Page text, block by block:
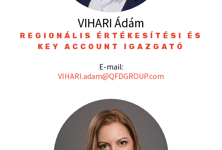
VIHARI Ádám
REGIONÁLIS ÉRTÉKESÍTÉSI ÉS
KEY ACCOUNT IGAZGATÓ
E-mail:
VIHARI.adam@QFDGROUP.com